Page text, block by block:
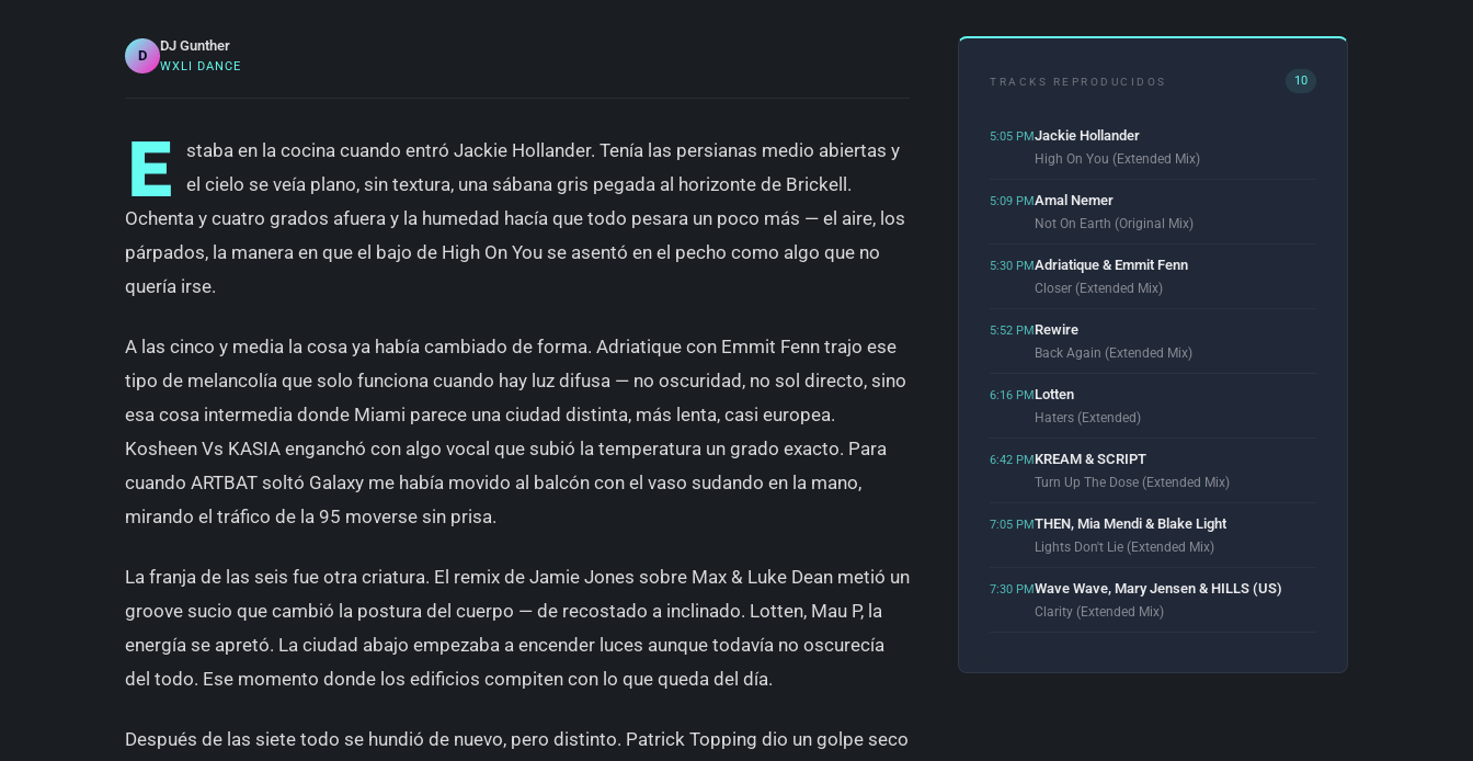
D
DJ Gunther
WXLI DANCE
E
staba en la cocina cuando entró Jackie Hollander. Tenía las persianas medio abiertas y
el cielo se veía plano, sin textura, una sábana gris pegada al horizonte de Brickell.
Ochenta y cuatro grados afuera y la humedad hacía que todo pesara un poco más — el aire, los
párpados, la manera en que el bajo de High On You se asentó en el pecho como algo que no
quería irse.
A las cinco y media la cosa ya había cambiado de forma. Adriatique con Emmit Fenn trajo ese
tipo de melancolía que solo funciona cuando hay luz difusa — no oscuridad, no sol directo, sino
esa cosa intermedia donde Miami parece una ciudad distinta, más lenta, casi europea.
Kosheen Vs KASIA enganchó con algo vocal que subió la temperatura un grado exacto. Para
cuando ARTBAT soltó Galaxy me había movido al balcón con el vaso sudando en la mano,
mirando el tráfico de la 95 moverse sin prisa.
La franja de las seis fue otra criatura. El remix de Jamie Jones sobre Max & Luke Dean metió un
groove sucio que cambió la postura del cuerpo — de recostado a inclinado. Lotten, Mau P, la
energía se apretó. La ciudad abajo empezaba a encender luces aunque todavía no oscurecía
del todo. Ese momento donde los edificios compiten con lo que queda del día.
Después de las siete todo se hundió de nuevo, pero distinto. Patrick Topping dio un golpe seco
TRACKS REPRODUCIDOS 10
5:05 PMJackie Hollander
High On You (Extended Mix)
5:09 PMAmal Nemer
Not On Earth (Original Mix)
5:30 PMAdriatique & Emmit Fenn
Closer (Extended Mix)
5:52 PMRewire
Back Again (Extended Mix)
6:16 PMLotten
Haters (Extended)
6:42 PMKREAM & SCRIPT
Turn Up The Dose (Extended Mix)
7:05 PMTHEN, Mia Mendi & Blake Light
Lights Don't Lie (Extended Mix)
7:30 PMWave Wave, Mary Jensen & HILLS (US)
Clarity (Extended Mix)
Moana (Original Mix)